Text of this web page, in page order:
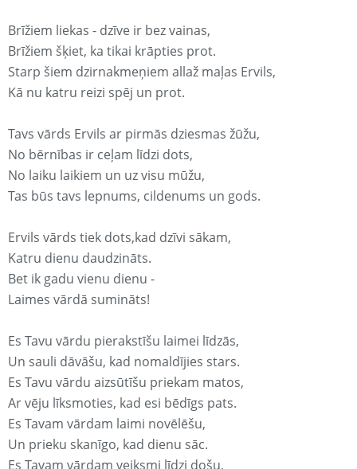
Brīžiem liekas - dzīve ir bez vainas,
Brīžiem šķiet, ka tikai krāpties prot.
Starp šiem dzirnakmeņiem allaž maļas Ervils,
Kā nu katru reizi spēj un prot.
Tavs vārds Ervils ar pirmās dziesmas žūžu,
No bērnības ir ceļam līdzi dots,
No laiku laikiem un uz visu mūžu,
Tas būs tavs lepnums, cildenums un gods.
Ervils vārds tiek dots,kad dzīvi sākam,
Katru dienu daudzināts.
Bet ik gadu vienu dienu -
Laimes vārdā sumināts!
Es Tavu vārdu pierakstīšu laimei līdzās,
Un sauli dāvāšu, kad nomaldījies stars.
Es Tavu vārdu aizsūtīšu priekam matos,
Ar vēju līksmoties, kad esi bēdīgs pats.
Es Tavam vārdam laimi novēlēšu,
Un prieku skanīgo, kad dienu sāc.
Es Tavam vārdam veiksmi līdzi došu,